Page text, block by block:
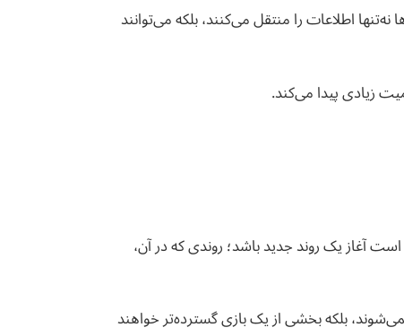
اطلاعات را منتقل می‌کنند، بلکه می‌توانند
زیادی پیدا می‌کند.
آغاز یک روند جدید باشد؛ روندی که در آن،
بلکه بخشی از یک بازی گسترده‌تر خواهند